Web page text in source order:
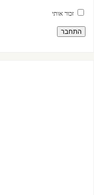
זכור אותי
התחבר